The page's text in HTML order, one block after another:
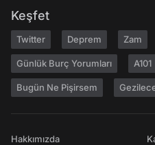
Keşfet
Twitter Deprem Zam
Günlük Burç Yorumları A101
Bugün Ne Pişirsem
Hakkımızda